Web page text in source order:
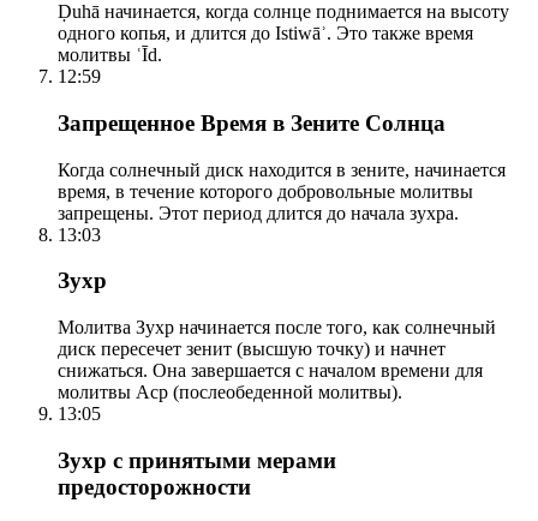
Ḍuhā начинается, когда солнце поднимается на высоту
одного копья, и длится до Istiwāʾ. Это также время
молитвы ʿĪd.
12:59
Запрещенное Время в Зените Солнца
Когда солнечный диск находится в зените, начинается
время, в течение которого добровольные молитвы
запрещены. Этот период длится до начала зухра.
13:03
Зухр
Молитва Зухр начинается после того, как солнечный
диск пересечет зенит (высшую точку) и начнет
снижаться. Она завершается с началом времени для
молитвы Аср (послеобеденной молитвы).
13:05
Зухр с принятыми мерами
предосторожности